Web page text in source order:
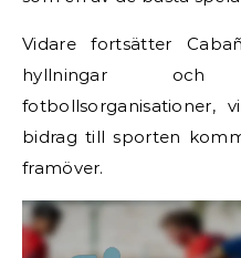
Vidare fortsätter
hyllningar och
fotbollsorganisationer,
bidrag till sporten
framöver.